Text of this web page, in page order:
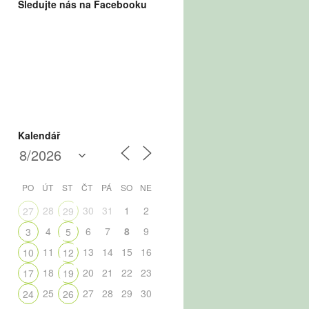
Sledujte nás na Facebooku
Kalendář
PO ÚT ST ČT PÁ SO NE
27 28 29 30 31 1
2
3
4 5 6 7 8
9
10
11 12 13 14 15
16
17
18 19 20 21 22
23
24
25 26 27 28 29
30